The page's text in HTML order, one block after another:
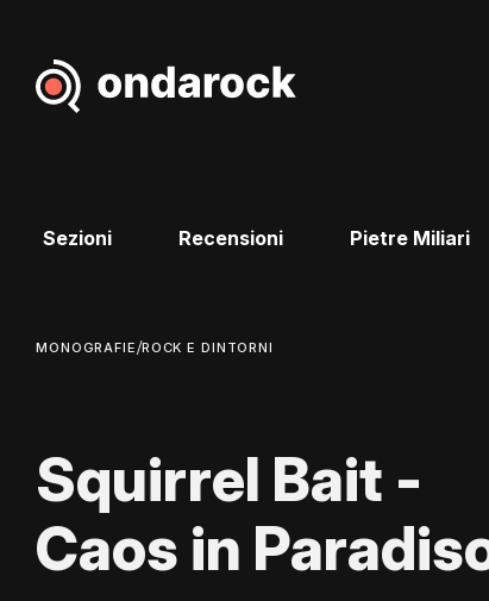
Sezioni Recensioni Pietre Miliari
MONOGRAFIE/ROCK E DINTORNI
Squirrel Bait -
Caos in